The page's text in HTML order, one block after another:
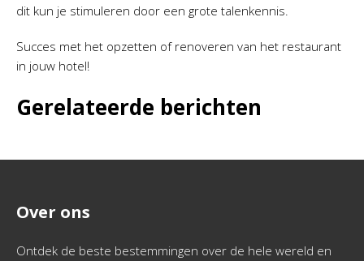
dit kun je stimuleren door een grote talenkennis.
Succes met het opzetten of renoveren van het restaurant
in jouw hotel!
Gerelateerde berichten
Over ons
Ontdek de beste bestemmingen over de hele wereld en